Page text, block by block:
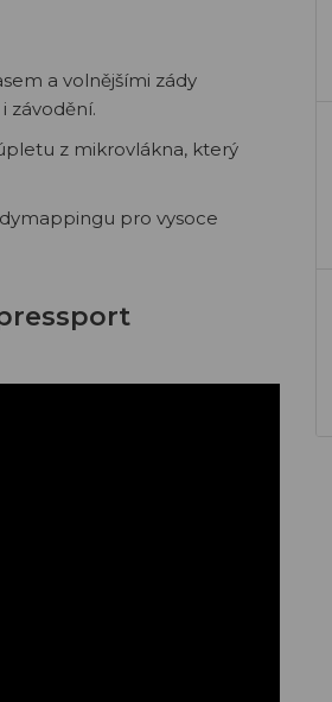
a volnějšími zády
závodění.
z mikrovlákna, který
pro vysoce